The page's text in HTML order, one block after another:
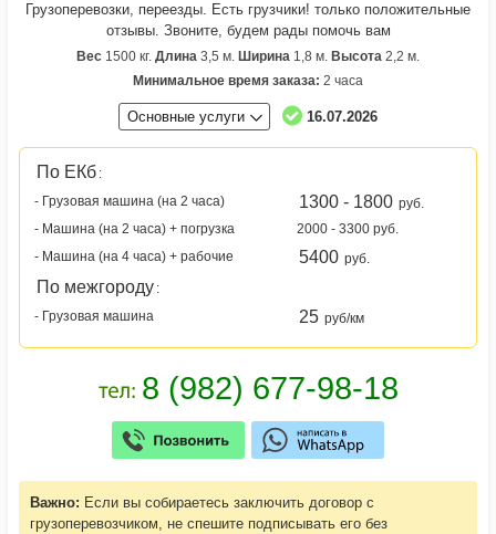
Грузоперевозки, переезды. Есть грузчики! только положительные
отзывы. Звоните, будем рады помочь вам
Вес 1500 кг. Длина 3,5 м. Ширина 1,8 м. Высота 2,2 м.
Минимальное время заказа: 2 часа
Основные услуги 16.07.2026
По ЕКб :
- Грузовая машина (на 2 часа)
1300 - 1800 руб.
- Машина (на 2 часа) + погрузка
2000 - 3300 руб.
- Машина (на 4 часа) + рабочие
5400 руб.
По межгороду :
- Грузовая машина
25 руб/км
Важно: Если вы собираетесь заключить договор с
грузоперевозчиком, не спешите подписывать его без